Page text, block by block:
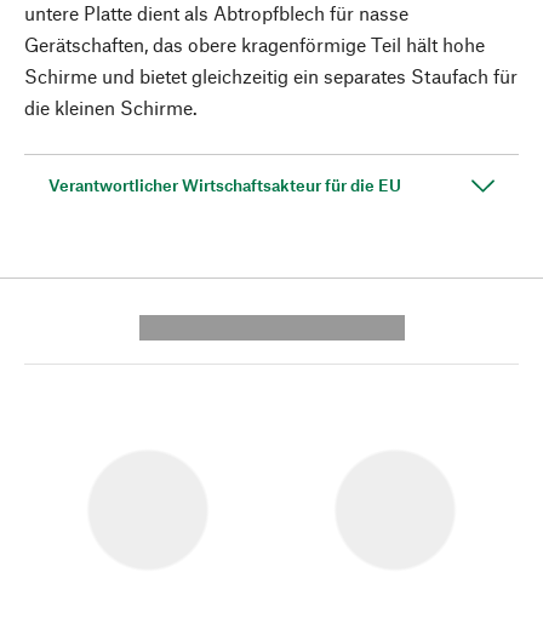
untere Platte dient als Abtropfblech für nasse
Gerätschaften, das obere kragenförmige Teil hält hohe
Schirme und bietet gleichzeitig ein separates Staufach für
die kleinen Schirme.
Verantwortlicher Wirtschaftsakteur für die EU